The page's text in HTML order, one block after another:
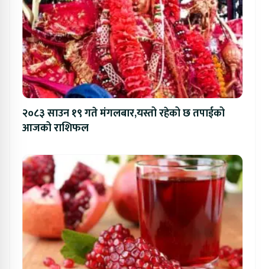
२०८३ साउन १९ गते मंगलबार,यस्तो रहेको छ तपाईको
आजको राशिफल